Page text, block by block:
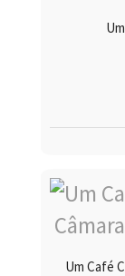
Um Café